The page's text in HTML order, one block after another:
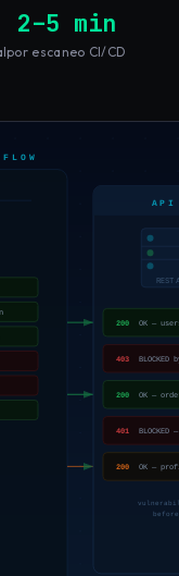
2–5 min
por escaneo CI/CD